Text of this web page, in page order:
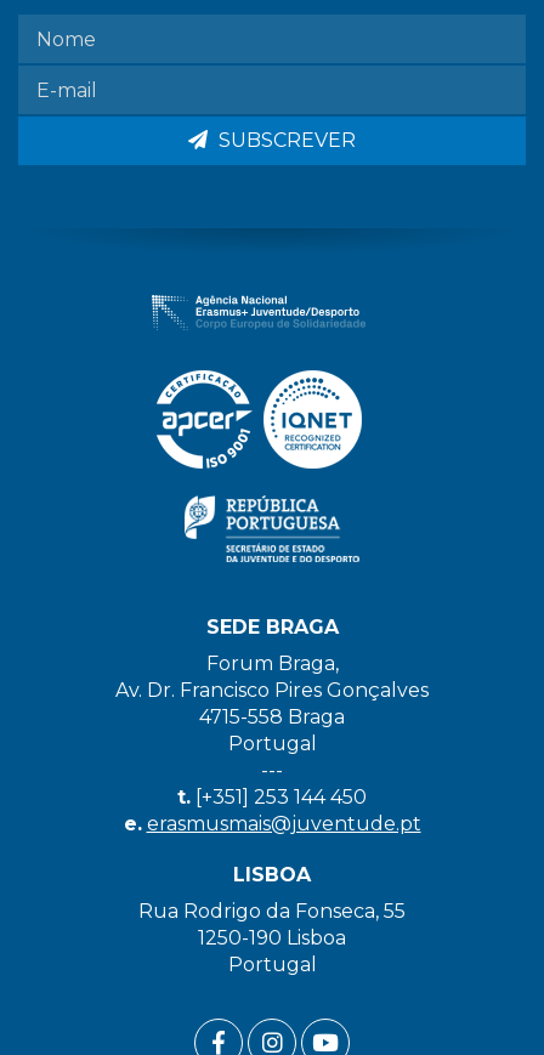
SUBSCREVER
SEDE BRAGA
Forum Braga,
Av. Dr. Francisco Pires Gonçalves
4715-558 Braga
Portugal
---
t. [+351] 253 144 450
e. erasmusmais@juventude.pt
LISBOA
Rua Rodrigo da Fonseca, 55
1250-190 Lisboa
Portugal
FACEBOOK LINK
INSTAGRAM LINK
YOUTUBE LINK